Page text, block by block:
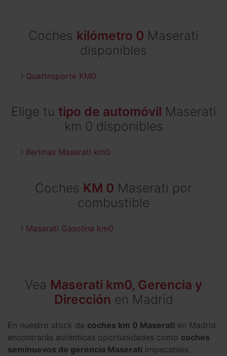
Coches kilómetro 0 Maserati
disponibles
Quattroporte KM0
Elige tu tipo de automóvil Maserati
km 0 disponibles
Berlinas Maserati km0
Coches KM 0 Maserati por
combustible
Maserati Gasolina km0
Vea Maserati km0, Gerencia y
Dirección en Madrid
En nuestro stock de coches km 0 Maserati en Madrid
encontrarás auténticas oportunidades como coches
seminuevos de gerencia Maserati impecables.